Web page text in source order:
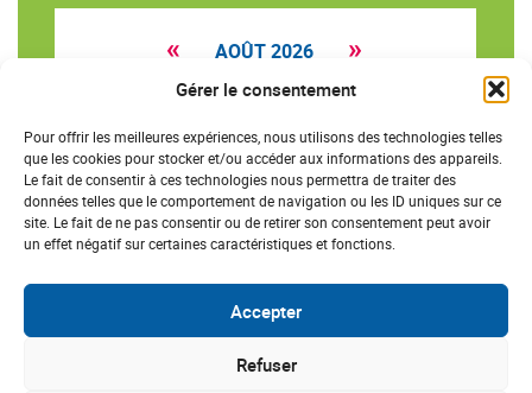
Gérer le consentement
Pour offrir les meilleures expériences, nous utilisons des technologies telles
que les cookies pour stocker et/ou accéder aux informations des appareils.
Le fait de consentir à ces technologies nous permettra de traiter des
données telles que le comportement de navigation ou les ID uniques sur ce
site. Le fait de ne pas consentir ou de retirer son consentement peut avoir
un effet négatif sur certaines caractéristiques et fonctions.
Accepter
Refuser
« AOÛT 2026 »
M J V
27
28 29 31 1
2
3
4 5 6 7 8
9
10
11 12 13 14 15
16
17
18 19 20 21 22
24
25 26 27 28 29
30
31
1 2 3 4 5 6